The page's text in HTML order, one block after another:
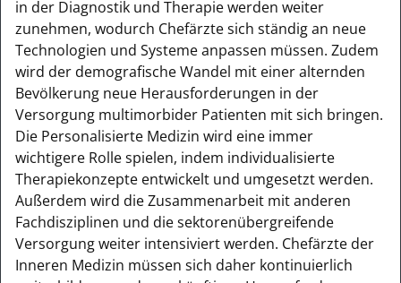
in der Diagnostik und Therapie werden weiter
zunehmen, wodurch Chefärzte sich ständig an neue
Technologien und Systeme anpassen müssen. Zudem
wird der demografische Wandel mit einer alternden
Bevölkerung neue Herausforderungen in der
Versorgung multimorbider Patienten mit sich bringen.
Die Personalisierte Medizin wird eine immer
wichtigere Rolle spielen, indem individualisierte
Therapiekonzepte entwickelt und umgesetzt werden.
Außerdem wird die Zusammenarbeit mit anderen
Fachdisziplinen und die sektorenübergreifende
Versorgung weiter intensiviert werden. Chefärzte der
Inneren Medizin müssen sich daher kontinuierlich